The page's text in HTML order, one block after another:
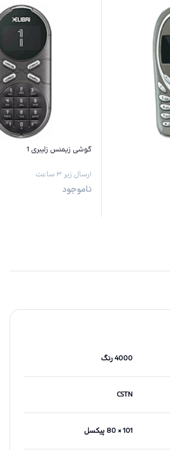
گوشی زیمنس زلیبری 1
ارسال زیر ۳ ساعت
ناموجود
4000 رنگ
CSTN
101 × 80 پیکسل